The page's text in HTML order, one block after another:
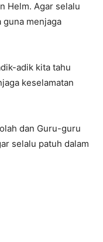
Helm. Agar selalu
guna menjaga
adik kita tahu
keselamatan
dan Guru-guru
selalu patuh dalam